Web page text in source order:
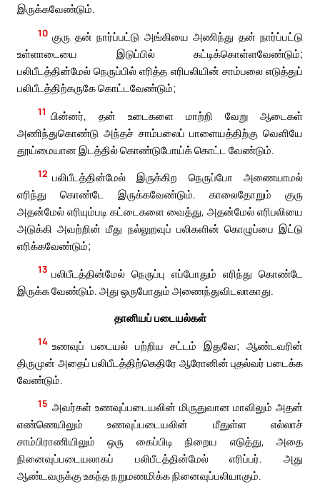
இருக்கவேண்டும்.
10 குரு தன் நார்ப்பட்டு அங்கியை அணிந்து தன் நார்ப்பட்டு
உள்ளாடையை இடுப்பில் கட்டிக்கொள்ளவேண்டும்;
பலிபீடத்தின்மேல் நெருப்பில் எரித்த எரிபலியின் சாம்பலை எடுத்துப்
பலிபீடத்திற்கருகே கொட்டவேண்டும்;
11 பின்னர், தன் உடைகளை மாற்றி வேறு ஆடைகள்
அணிந்துகொண்டு அந்தச் சாம்பலைப் பாளையத்திற்கு வெளியே
தூய்மையான இடத்தில் கொண்டுபோய்க் கொட்ட வேண்டும்.
12 பலிபீடத்தின்மேல் இருக்கிற நெருப்போ அணையாமல்
எரிந்து கொண்டே இருக்கவேண்டும். காலைதோறும் குரு
அதன்மேல் எரியும்படி கட்டைகளை வைத்து, அதன்மேல் எரிபலியை
அடுக்கி அவற்றின் மீது நல்லுறவுப் பலிகளின் கொழுப்பை இட்டு
எரிக்கவேண்டும்;
13 பலிபீடத்தின்மேல் நெருப்பு எப்போதும் எரிந்து கொண்டே
இருக்க வேண்டும். அது ஒருபோதும் அணைந்துவிடலாகாது.
தானியப் படையல்கள்
14 உணவுப் படையல் பற்றிய சட்டம் இதுவே; ஆண்டவரின்
திருமுன் அதைப் பலிபீடத்திற்கெதிரே ஆரோனின் புதல்வர் படைக்க
வேண்டும்.
15 அவர்கள் உணவுப்படையலின் மிருதுவான மாவிலும் அதன்
எண்ணெயிலும் உணவுப்படையலின் மீதுள்ள எல்லாச்
சாம்பிராணியிலும் ஒரு கைப்பிடி நிறைய எடுத்து, அதை
நினைவுப்படையலாகப் பலிபீடத்தின்மேல் எரிப்பர். அது
ஆண்டவருக்கு உகந்த நறுமணமிக்க நினைவுப்பலியாகும்.